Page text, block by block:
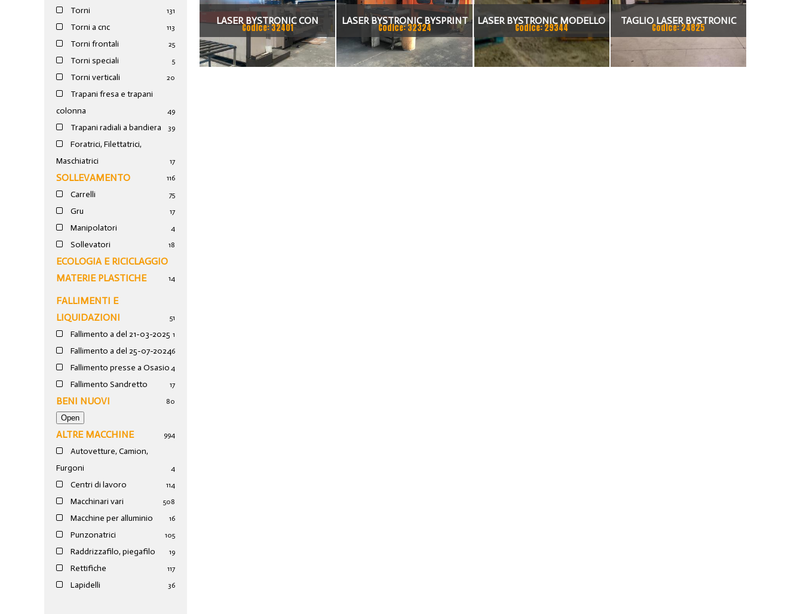
Torni 131
Torni a cnc 113
Torni frontali 25
Torni speciali 5
Torni verticali 20
Trapani fresa e trapani
colonna
49
Trapani radiali a bandiera 39
Foratrici, Filettatrici,
Maschiatrici
17
SOLLEVAMENTO 116
Carrelli 75
Gru 17
Manipolatori 4
Sollevatori 18
ECOLOGIA E RICICLAGGIO
MATERIE PLASTICHE
14
FALLIMENTI E
LIQUIDAZIONI
51
Fallimento a del 21-03-2025 1
Fallimento a del 25-07-20246
Fallimento presse a Osasio 4
Fallimento Sandretto 17
BENI NUOVI 80
ALTRE MACCHINE 994
Autovetture, Camion,
Furgoni
4
Centri di lavoro 114
Macchinari vari 508
Macchine per alluminio 16
Punzonatrici 105
Raddrizzafilo, piegafilo 19
Rettifiche 117
Lapidelli 36
LASER BYSTRONIC CON
CARICATORE MODELLO
BYSPEED 3015
Codice: 32401
LASER BYSTRONIC BYSPRINT
3015
Codice: 32324
LASER BYSTRONIC MODELLO
BTL 3500
Codice: 29344
TAGLIO LASER BYSTRONIC
SPEED 4000W 3X1500
Codice: 24825